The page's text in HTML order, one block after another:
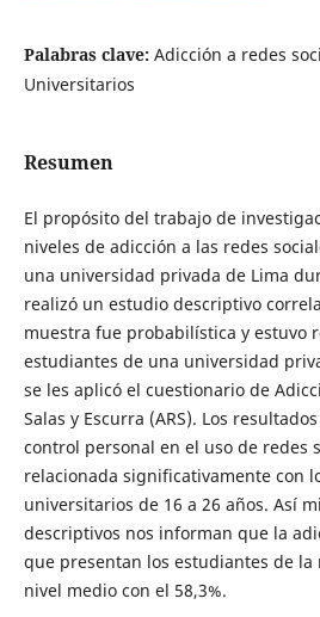
Palabras clave: Adicción a redes
Universitarios
Resumen
El propósito del trabajo de
niveles de adicción a las redes
una universidad privada de Lima
realizó un estudio descriptivo
muestra fue probabilística y estuvo
estudiantes de una universidad
se les aplicó el cuestionario de
Salas y Escurra (ARS). Los
control personal en el uso de redes
relacionada significativamente con
universitarios de 16 a 26 años. Así
descriptivos nos informan que la
que presentan los estudiantes de la
nivel medio con el 58,3%.